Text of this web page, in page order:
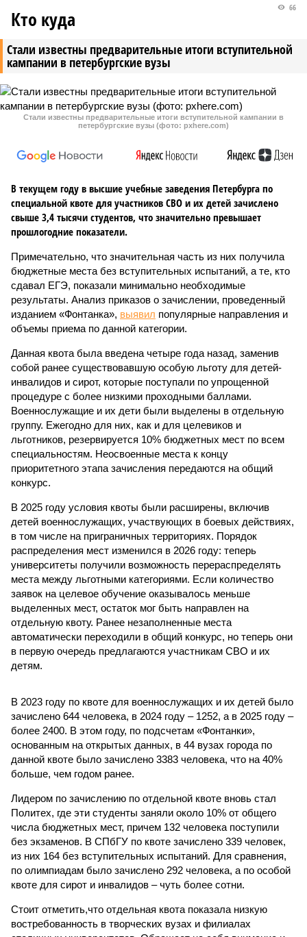
Стали известны предварительные итоги вступительной
кампании в петербургские вузы
66
Кто куда
Стали известны предварительные итоги вступительной кампании в
петербургские вузы (фото: pxhere.com)
В текущем году в высшие учебные заведения Петербурга по
специальной квоте для участников СВО и их детей зачислено
свыше 3,4 тысячи студентов, что значительно превышает
прошлогодние показатели.
Примечательно, что значительная часть из них получила
бюджетные места без вступительных испытаний, а те, кто
сдавал ЕГЭ, показали минимально необходимые
результаты. Анализ приказов о зачислении, проведенный
изданием «Фонтанка», выявил популярные направления и
объемы приема по данной категории.
Данная квота была введена четыре года назад, заменив
собой ранее существовавшую особую льготу для детей-
инвалидов и сирот, которые поступали по упрощенной
процедуре с более низкими проходными баллами.
Военнослужащие и их дети были выделены в отдельную
группу. Ежегодно для них, как и для целевиков и
льготников, резервируется 10% бюджетных мест по всем
специальностям. Неосвоенные места к концу
приоритетного этапа зачисления передаются на общий
конкурс.
В 2025 году условия квоты были расширены, включив
детей военнослужащих, участвующих в боевых действиях,
в том числе на приграничных территориях. Порядок
распределения мест изменился в 2026 году: теперь
университеты получили возможность перераспределять
места между льготными категориями. Если количество
заявок на целевое обучение оказывалось меньше
выделенных мест, остаток мог быть направлен на
отдельную квоту. Ранее незаполненные места
автоматически переходили в общий конкурс, но теперь они
в первую очередь предлагаются участникам СВО и их
детям.
В 2023 году по квоте для военнослужащих и их детей было
зачислено 644 человека, в 2024 году – 1252, а в 2025 году –
более 2400. В этом году, по подсчетам «Фонтанки»,
основанным на открытых данных, в 44 вузах города по
данной квоте было зачислено 3383 человека, что на 40%
больше, чем годом ранее.
Лидером по зачислению по отдельной квоте вновь стал
Политех, где эти студенты заняли около 10% от общего
числа бюджетных мест, причем 132 человека поступили
без экзаменов. В СПбГУ по квоте зачислено 339 человек,
из них 164 без вступительных испытаний. Для сравнения,
по олимпиадам было зачислено 292 человека, а по особой
квоте для сирот и инвалидов – чуть более сотни.
Стоит отметить,что отдельная квота показала низкую
востребованность в творческих вузах и филиалах